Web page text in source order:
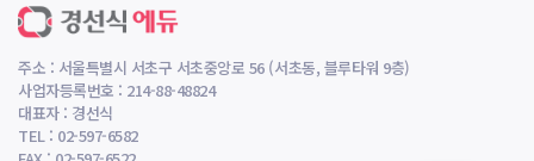
주소 : 서울특별시 서초구 서초중앙로 56 (서초동, 블루타워 9층)
사업자등록번호 : 214-88-48824
대표자 : 경선식
TEL : 02-597-6582